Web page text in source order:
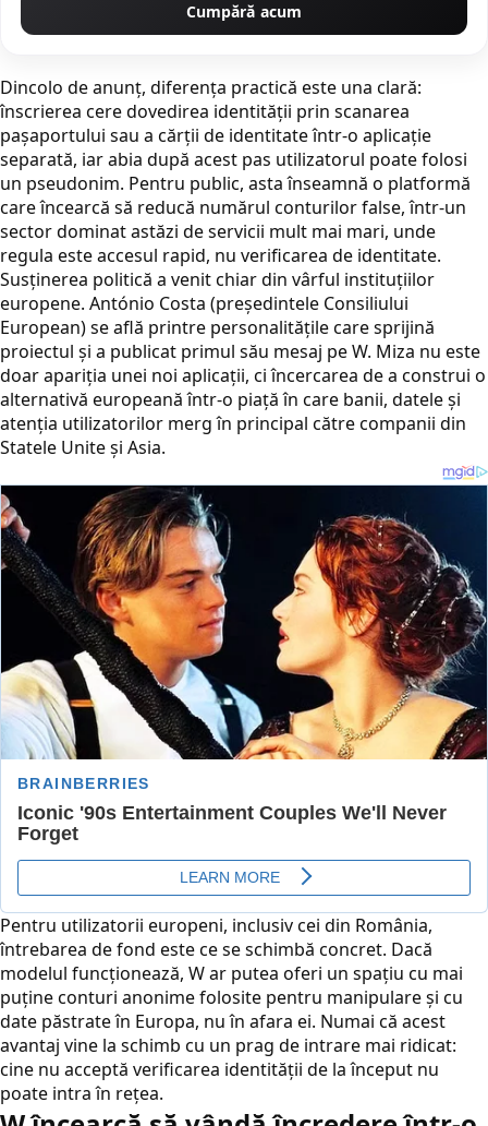
Cumpără acum
Dincolo de anunț, diferența practică este una clară:
înscrierea cere dovedirea identității prin scanarea
pașaportului sau a cărții de identitate într-o aplicație
separată, iar abia după acest pas utilizatorul poate folosi
un pseudonim. Pentru public, asta înseamnă o platformă
care încearcă să reducă numărul conturilor false, într-un
sector dominat astăzi de servicii mult mai mari, unde
regula este accesul rapid, nu verificarea de identitate.
Susținerea politică a venit chiar din vârful instituțiilor
europene. António Costa (președintele Consiliului
European) se află printre personalitățile care sprijină
proiectul și a publicat primul său mesaj pe W. Miza nu este
doar apariția unei noi aplicații, ci încercarea de a construi o
alternativă europeană într-o piață în care banii, datele și
atenția utilizatorilor merg în principal către companii din
Statele Unite și Asia.
Pentru utilizatorii europeni, inclusiv cei din România,
întrebarea de fond este ce se schimbă concret. Dacă
modelul funcționează, W ar putea oferi un spațiu cu mai
puține conturi anonime folosite pentru manipulare și cu
date păstrate în Europa, nu în afara ei. Numai că acest
avantaj vine la schimb cu un prag de intrare mai ridicat:
cine nu acceptă verificarea identității de la început nu
poate intra în rețea.